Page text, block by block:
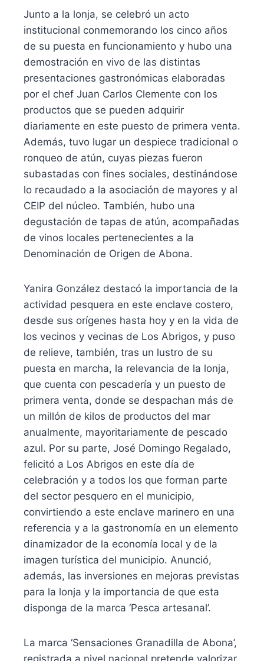
Junto a la lonja, se celebró un acto
institucional conmemorando los cinco años
de su puesta en funcionamiento y hubo una
demostración en vivo de las distintas
presentaciones gastronómicas elaboradas
por el chef Juan Carlos Clemente con los
productos que se pueden adquirir
diariamente en este puesto de primera venta.
Además, tuvo lugar un despiece tradicional o
ronqueo de atún, cuyas piezas fueron
subastadas con fines sociales, destinándose
lo recaudado a la asociación de mayores y al
CEIP del núcleo. También, hubo una
degustación de tapas de atún, acompañadas
de vinos locales pertenecientes a la
Denominación de Origen de Abona.
Yanira González destacó la importancia de la
actividad pesquera en este enclave costero,
desde sus orígenes hasta hoy y en la vida de
los vecinos y vecinas de Los Abrigos, y puso
de relieve, también, tras un lustro de su
puesta en marcha, la relevancia de la lonja,
que cuenta con pescadería y un puesto de
primera venta, donde se despachan más de
un millón de kilos de productos del mar
anualmente, mayoritariamente de pescado
azul. Por su parte, José Domingo Regalado,
felicitó a Los Abrigos en este día de
celebración y a todos los que forman parte
del sector pesquero en el municipio,
convirtiendo a este enclave marinero en una
referencia y a la gastronomía en un elemento
dinamizador de la economía local y de la
imagen turística del municipio. Anunció,
además, las inversiones en mejoras previstas
para la lonja y la importancia de que esta
disponga de la marca ‘Pesca artesanal’.
La marca ‘Sensaciones Granadilla de Abona’,
registrada a nivel nacional pretende valorizar